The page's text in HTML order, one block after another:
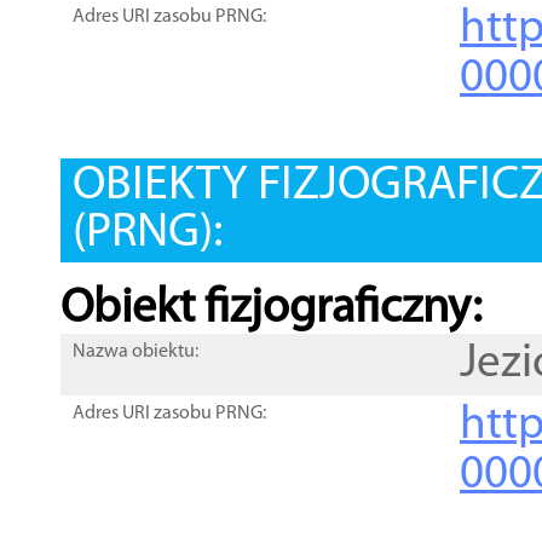
Adres URI zasobu PRNG:
OBIEKTY
(PRNG):
Obiekt fizjograficzny:
Nazwa obiektu:
Adres URI zasobu PRNG: